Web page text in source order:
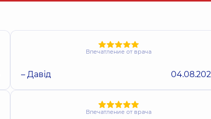
Впечатление от врача
– Давід
Впечатление от врача